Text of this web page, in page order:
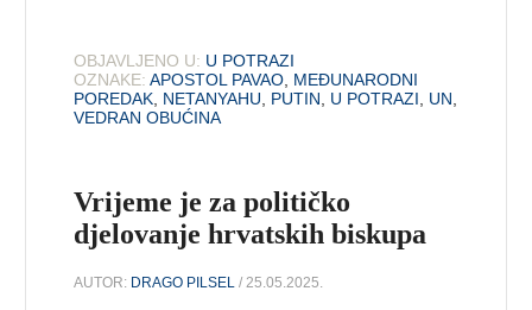
OBJAVLJENO U: U POTRAZI
OZNAKE: APOSTOL PAVAO MEĐUNARODNI
POREDAK NETANYAHU PUTIN U POTRAZI UN
VEDRAN OBUĆINA
Vrijeme je za političko
djelovanje hrvatskih biskupa
AUTOR: DRAGO PILSEL / 25.05.2025.